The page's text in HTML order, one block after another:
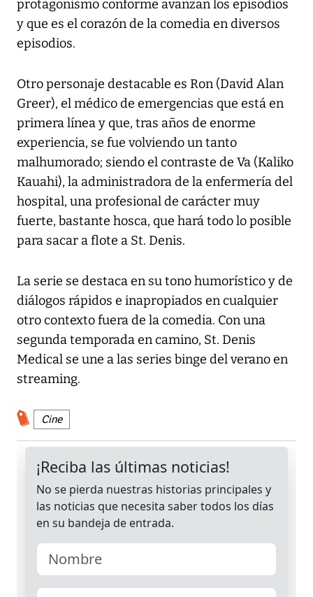
protagonismo conforme avanzan los episodios
y que es el corazón de la comedia en diversos
episodios.
Otro personaje destacable es Ron (David Alan
Greer), el médico de emergencias que está en
primera línea y que, tras años de enorme
experiencia, se fue volviendo un tanto
malhumorado; siendo el contraste de Va (Kaliko
Kauahi), la administradora de la enfermería del
hospital, una profesional de carácter muy
fuerte, bastante hosca, que hará todo lo posible
para sacar a flote a St. Denis.
La serie se destaca en su tono humorístico y de
diálogos rápidos e inapropiados en cualquier
otro contexto fuera de la comedia. Con una
segunda temporada en camino, St. Denis
Medical se une a las series binge del verano en
streaming.
Cine